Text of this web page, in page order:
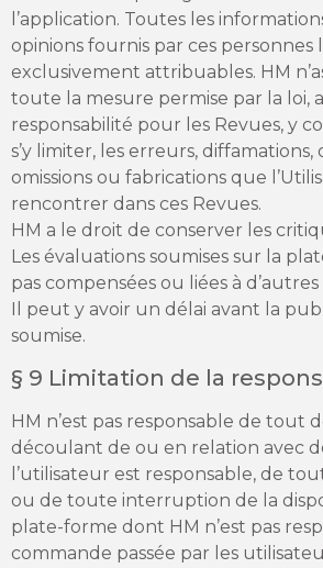
l’application. Toutes les
opinions fournis par ces personnes
exclusivement attribuables. HM
toute la mesure permise par la loi,
responsabilité pour les Revues, y
s’y limiter, les erreurs, diffamations,
omissions ou fabrications que
rencontrer dans ces Revues.
HM a le droit de conserver les
Les évaluations soumises sur la
pas compensées ou liées à
Il peut y avoir un délai avant la
soumise.
§ 9 Limitation de la
HM n’est pas responsable de tout
découlant de ou en relation avec
l’utilisateur est responsable, de
ou de toute interruption de la
plate-forme dont HM n’est pas
commande passée par les